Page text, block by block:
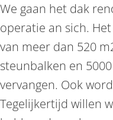
We gaan het dak
operatie an sich.
van meer dan 520
steunbalken en
vervangen. Ook
Tegelijkertijd willen